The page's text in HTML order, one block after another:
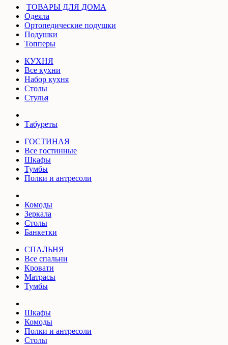
ТОВАРЫ ДЛЯ ДОМА
Одеяла
Ортопедические подушки
Подушки
Топперы
КУХНЯ
Все кухни
Набор кухня
Столы
Стулья
Табуреты
ГОСТИНАЯ
Все гостинные
Шкафы
Тумбы
Полки и антресоли
Комоды
Зеркала
Столы
Банкетки
СПАЛЬНЯ
Все спальни
Кровати
Матрасы
Тумбы
Шкафы
Комоды
Полки и антресоли
Столы